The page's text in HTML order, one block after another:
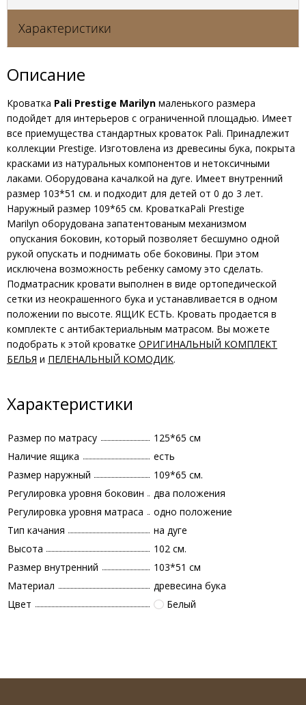
Характеристики
Описание
Кроватка Pali Prestige Marilyn маленького размера
подойдет для интерьеров с ограниченной площадью. Имеет
все приемущества стандартных кроваток Pali. Принадлежит
коллекции Prestige. Изготовлена из древесины бука, покрыта
красками из натуральных компонентов и нетоксичными
лаками. Оборудована качалкой на дуге. Имеет внутренний
размер 103*51 см. и подходит для детей от 0 до 3 лет.
Наружный размер 109*65 см. КроваткаPali Prestige
Marilyn оборудована запатентованым механизмом
опускания боковин, который позволяет бесшумно одной
рукой опускать и поднимать обе боковины. При этом
исключена возможность ребенку самому это сделать.
Подматрасник кровати выполнен в виде ортопедической
сетки из неокрашенного бука и устанавливается в одном
положении по высоте. ЯЩИК ЕСТЬ. Кровать продается в
комплекте с антибактериальным матрасом. Вы можете
подобрать к этой кроватке ОРИГИНАЛЬНЫЙ КОМПЛЕКТ
БЕЛЬЯ и ПЕЛЕНАЛЬНЫЙ КОМОДИК.
Характеристики
Размер по матрасу
125*65 см
Наличие ящика
есть
Размер наружный
109*65 см.
Регулировка уровня боковин
два положения
Регулировка уровня матраса
одно положение
Тип качания
на дуге
Высота
102 см.
Размер внутренний
103*51 см
Материал
древесина бука
Цвет
Белый